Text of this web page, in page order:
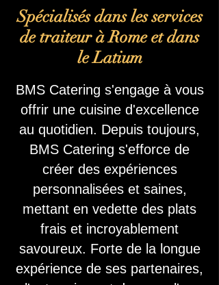
Spécialisés dans les services
de traiteur à Rome et dans
le Latium
BMS Catering s'engage à vous
offrir une cuisine d'excellence
au quotidien. Depuis toujours,
BMS Catering s'efforce de
créer des expériences
personnalisées et saines,
mettant en vedette des plats
frais et incroyablement
savoureux. Forte de la longue
expérience de ses partenaires,